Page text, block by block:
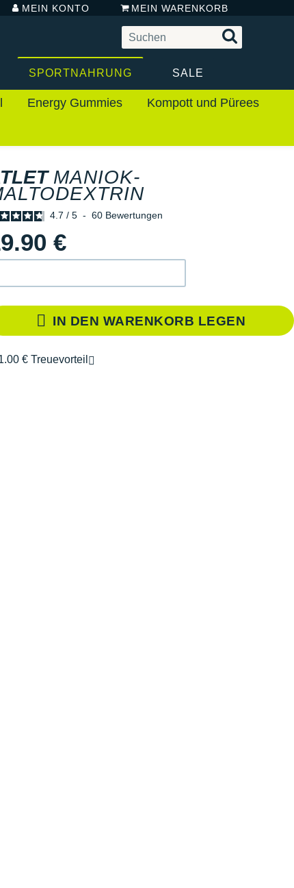
MEIN KONTO MEIN WARENKORB
SPORTNAHRUNG SALE
Energy Gummies Kompott und Pürees
MANIOK-
4.7 / 5 - 60 Bewertungen
€
IN DEN WARENKORB LEGEN
€ Treuevorteil